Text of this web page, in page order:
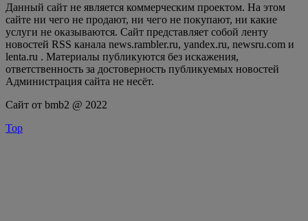
Данный сайт не является коммерческим проектом. На этом
сайте ни чего не продают, ни чего не покупают, ни какие
услуги не оказываются. Сайт представляет собой ленту
новостей RSS канала news.rambler.ru, yandex.ru, newsru.com и
lenta.ru . Материалы публикуются без искажения,
ответственность за достоверность публикуемых новостей
Администрация сайта не несёт.
Сайт от bmb2 @ 2022
Top